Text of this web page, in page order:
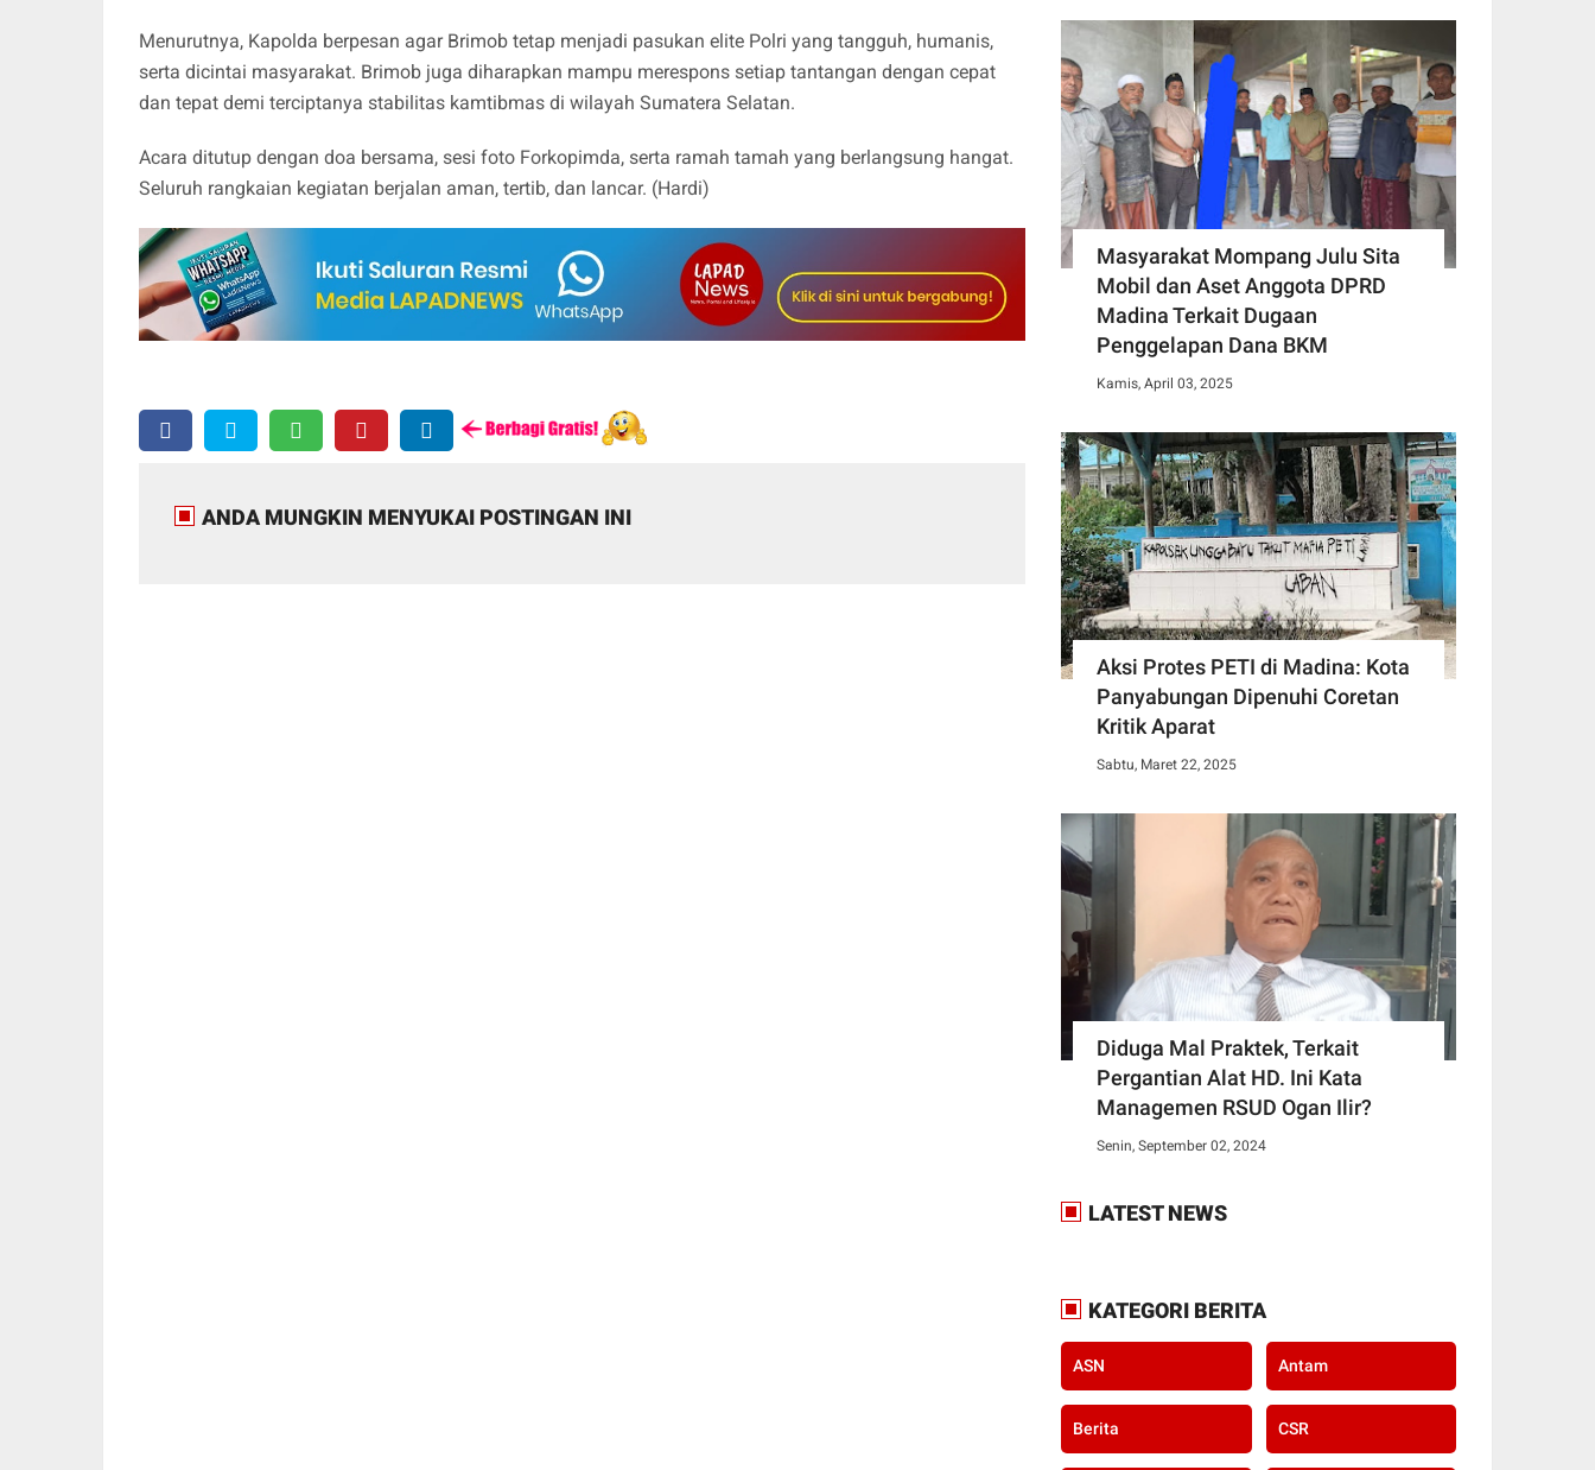
Menurutnya, Kapolda berpesan agar Brimob tetap menjadi pasukan elite Polri yang tangguh, humanis,
serta dicintai masyarakat. Brimob juga diharapkan mampu merespons setiap tantangan dengan cepat
dan tepat demi terciptanya stabilitas kamtibmas di wilayah Sumatera Selatan.
Acara ditutup dengan doa bersama, sesi foto Forkopimda, serta ramah tamah yang berlangsung hangat.
Seluruh rangkaian kegiatan berjalan aman, tertib, dan lancar. (Hardi)
ANDA MUNGKIN MENYUKAI POSTINGAN INI
Masyarakat Mompang Julu Sita
Mobil dan Aset Anggota DPRD
Madina Terkait Dugaan
Penggelapan Dana BKM
Kamis, April 03, 2025
Aksi Protes PETI di Madina: Kota
Panyabungan Dipenuhi Coretan
Kritik Aparat
Sabtu, Maret 22, 2025
Diduga Mal Praktek, Terkait
Pergantian Alat HD. Ini Kata
Managemen RSUD Ogan Ilir?
Senin, September 02, 2024
LATEST NEWS
KATEGORI BERITA
ASN Antam
Berita CSR